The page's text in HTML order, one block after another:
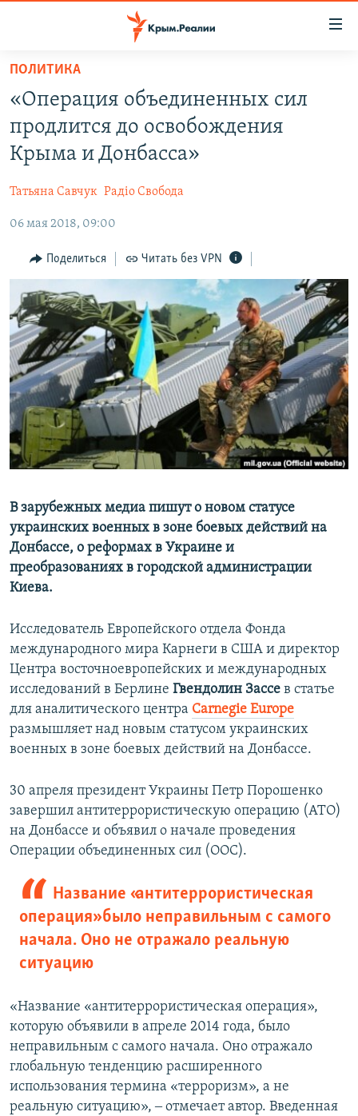
Вернуться
основному
содержанию
Вернутся
главной
Вернутся
поиску
СПЕЦПРОЕКТЫ
11 ЛЕТ ОККУПАЦИИ КРЫМА. 11 ИСТОРИЙ СОПРОТИВЛЕНИЯ
ВОДА
ЕЩЕ
ИНТЕРАКТИВ
ИНФОГРАФИКА
ТЕЛЕПРОЕКТ КРЫМ.РЕАЛИИ
СОВЕТЫ ПРАВОЗАЩИТНИКОВ
ПРОПАВШИЕ БЕЗ ВЕСТИ
ПОБЕДИТЕЛЕЙ НЕ СУДЯТ?
КРЫМ.НЕПОКОРЕННЫЙ
ELIFBE
УКРАИНСКАЯ ПРОБЛЕМА КРЫМА
РАДІО СВОБОДА
КАК ОБОЙТИ БЛОКИРОВКУ
Українською
Qırımtatar
ПРИСОЕДИНЯЙТЕСЬ!
ПОЛИТИКА
«Операция объединенных сил
продлится до освобождения
Крыма и Донбасса»
Татьяна Савчук Радіо Свобода
06 мая 2018, 09:00
Поделиться Читать без VPN
В зарубежных медиа пишут о новом статусе
украинских военных в зоне боевых действий на
Донбассе, о реформах в Украине и
преобразованиях в городской администрации
Киева.
Исследователь Европейского отдела Фонда
международного мира Карнеги в США и директор
Центра восточноевропейских и международных
исследований в Берлине Гвендолин Зассе в статье
для аналитического центра Carnegie Europe
размышляет над новым статусом украинских
военных в зоне боевых действий на Донбассе.
30 апреля президент Украины Петр Порошенко
завершил антитеррористическую операцию (АТО)
на Донбассе и объявил о начале проведения
Операции объединенных сил (ООС).
Название «антитеррористическая
операция» было неправильным с самого
начала. Оно не отражало реальную
ситуацию
«Название «антитеррористическая операция»,
которую объявили в апреле 2014 года, было
неправильным с самого начала. Оно отражало
глобальную тенденцию расширенного
использования термина «терроризм», а не
реальную ситуацию», ‒ отмечает автор. Введенная